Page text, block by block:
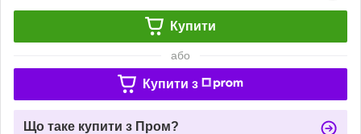
Купити
або
Купити з
Що таке купити з Пром?